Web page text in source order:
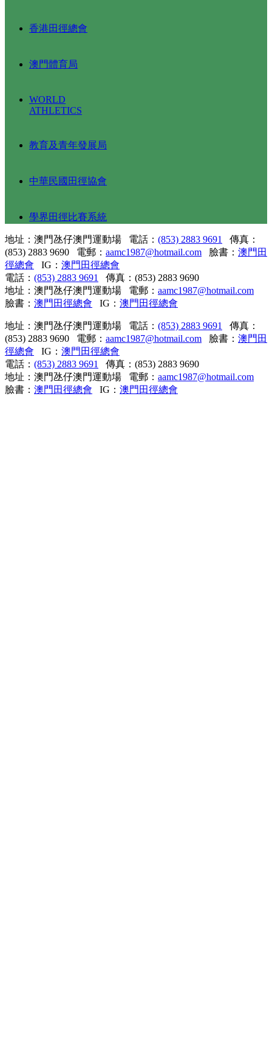
香港田徑總會
澳門體育局
WORLD
ATHLETICS
教育及青年發展局
中華民國田徑協會
學界田徑比賽系統
地址：澳門氹仔澳門運動場 電話： (853) 2883 9691
傳真：
(853) 2883 9690 電郵： aamc1987@hotmail.com 臉書： 澳門田
徑總會 IG： 澳門田徑總會
電話： (853) 2883 9691
傳真：(853) 2883 9690
地址：澳門氹仔澳門運動場 電郵： aamc1987@hotmail.com
臉書： 澳門田徑總會 IG： 澳門田徑總會
地址：澳門氹仔澳門運動場 電話： (853) 2883 9691
傳真：
(853) 2883 9690 電郵： aamc1987@hotmail.com 臉書： 澳門田
徑總會 IG： 澳門田徑總會
電話： (853) 2883 9691
傳真：(853) 2883 9690
地址：澳門氹仔澳門運動場 電郵： aamc1987@hotmail.com
臉書： 澳門田徑總會 IG： 澳門田徑總會